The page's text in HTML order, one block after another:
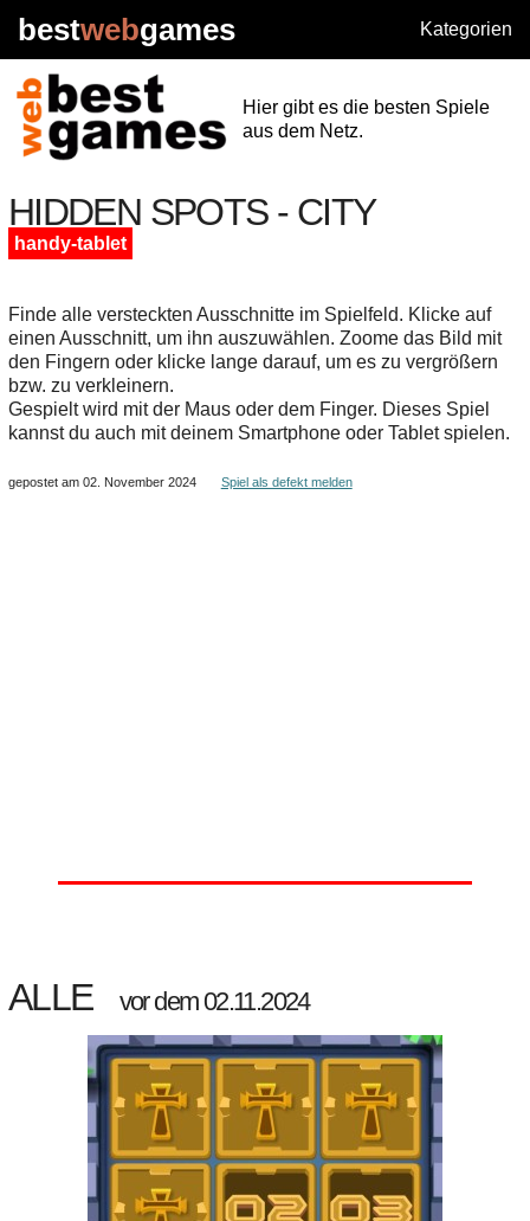
bestwebgames Kategorien
Hier gibt es die besten Spiele
aus dem Netz.
HIDDEN SPOTS - CITY
handy-tablet
Finde alle versteckten Ausschnitte im Spielfeld. Klicke auf
einen Ausschnitt, um ihn auszuwählen. Zoome das Bild mit
den Fingern oder klicke lange darauf, um es zu vergrößern
bzw. zu verkleinern.
Gespielt wird mit der Maus oder dem Finger. Dieses Spiel
kannst du auch mit deinem Smartphone oder Tablet spielen.
gepostet am 02. November 2024 Spiel als defekt melden
ALLE vor dem 02.11.2024